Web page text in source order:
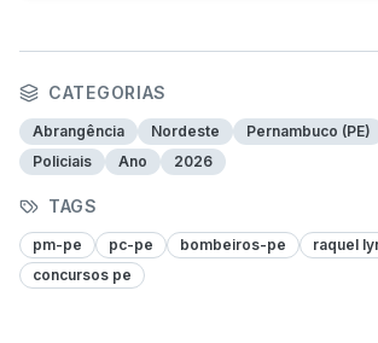
CATEGORIAS
Abrangência Nordeste Pernambuco (PE)
Policiais
Ano 2026
TAGS
pm-pe pc-pe bombeiros-pe
raquel
concursos pe